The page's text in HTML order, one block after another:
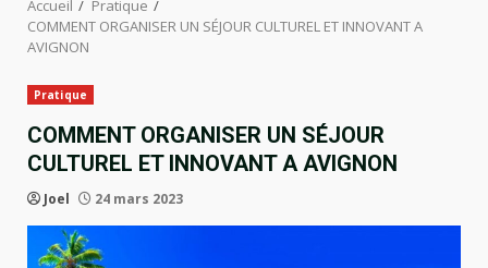
Accueil
Pratique
COMMENT ORGANISER UN SÉJOUR CULTUREL ET INNOVANT A
AVIGNON
Pratique
COMMENT ORGANISER UN SÉJOUR
CULTUREL ET INNOVANT A AVIGNON
Joel 24 mars 2023